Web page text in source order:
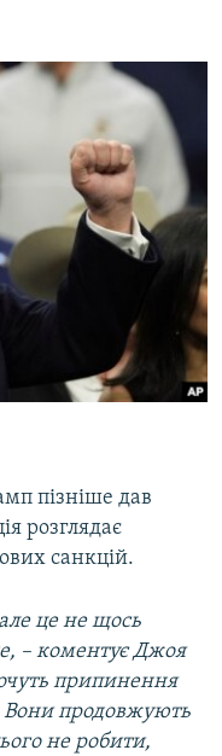
пізніше дав
розглядає
санкцій.
це не щось
– коментує Джоя
припинення
Вони продовжують
не робити,